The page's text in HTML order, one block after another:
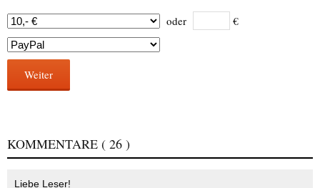
oder €
Weiter
KOMMENTARE ( 26 )
Liebe Leser!